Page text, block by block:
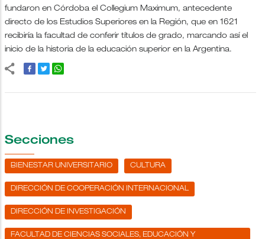
fundaron en Córdoba el Collegium Maximum, antecedente
directo de los Estudios Superiores en la Región, que en 1621
recibiría la facultad de conferir títulos de grado, marcando así el
inicio de la historia de la educación superior en la Argentina.
Secciones
BIENESTAR UNIVERSITARIO CULTURA
DIRECCIÓN DE COOPERACIÓN INTERNACIONAL
DIRECCIÓN DE INVESTIGACIÓN
FACULTAD DE CIENCIAS SOCIALES, EDUCACIÓN Y